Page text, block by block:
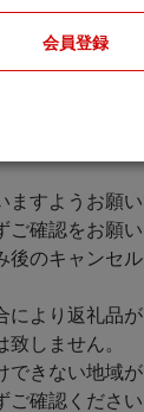
元事業者のお
すようお願い
ご確認をお願
後のキャンセ
により返礼品
しません。
できない地域
確認ください
会員登録